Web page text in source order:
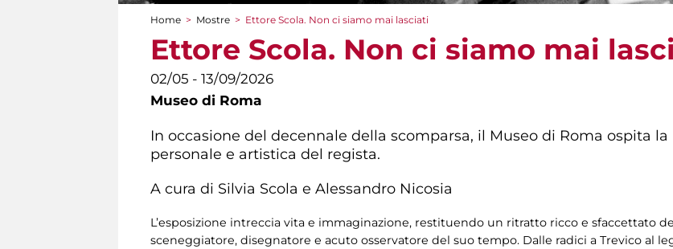
Tu sei qui
Home > Mostre > Ettore Scola. Non ci siamo mai lasciati
Ettore Scola. Non ci siamo mai
02/05 - 13/09/2026
Museo di Roma
In occasione del decennale della scomparsa, il Museo di Roma ospita
personale e artistica del regista.
A cura di Silvia Scola e Alessandro Nicosia
L’esposizione intreccia vita e immaginazione, restituendo un ritratto ricco e sfaccettato
sceneggiatore, disegnatore e acuto osservatore del suo tempo. Dalle radici a Trevico al